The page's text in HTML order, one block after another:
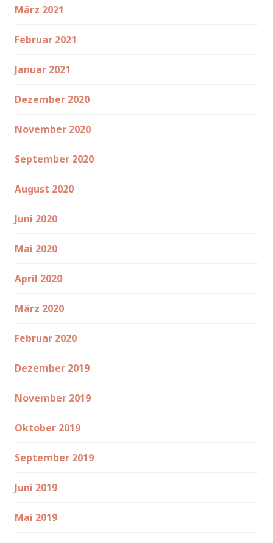
März 2021
Februar 2021
Januar 2021
Dezember 2020
November 2020
September 2020
August 2020
Juni 2020
Mai 2020
April 2020
März 2020
Februar 2020
Dezember 2019
November 2019
Oktober 2019
September 2019
Juni 2019
Mai 2019